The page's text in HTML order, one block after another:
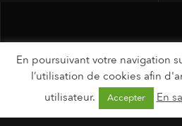
MENTIONS
En poursuivant votre navigation
l’utilisation de cookies afin
utilisateur.
Accepter En